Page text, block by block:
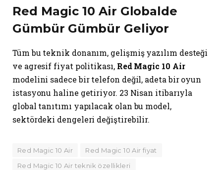
Red Magic 10 Air Globalde
Gümbür Gümbür Geliyor
Tüm bu teknik donanım, gelişmiş yazılım desteği
ve agresif fiyat politikası, Red Magic 10 Air
modelini sadece bir telefon değil, adeta bir oyun
istasyonu haline getiriyor. 23 Nisan itibarıyla
global tanıtımı yapılacak olan bu model,
sektördeki dengeleri değiştirebilir.
Red Magic 10 Air
Red Magic 10 Air fiyat
Red Magic 10 Air teknik özellikleri